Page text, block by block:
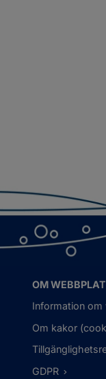
OM
Information
Om kakor
GDPR